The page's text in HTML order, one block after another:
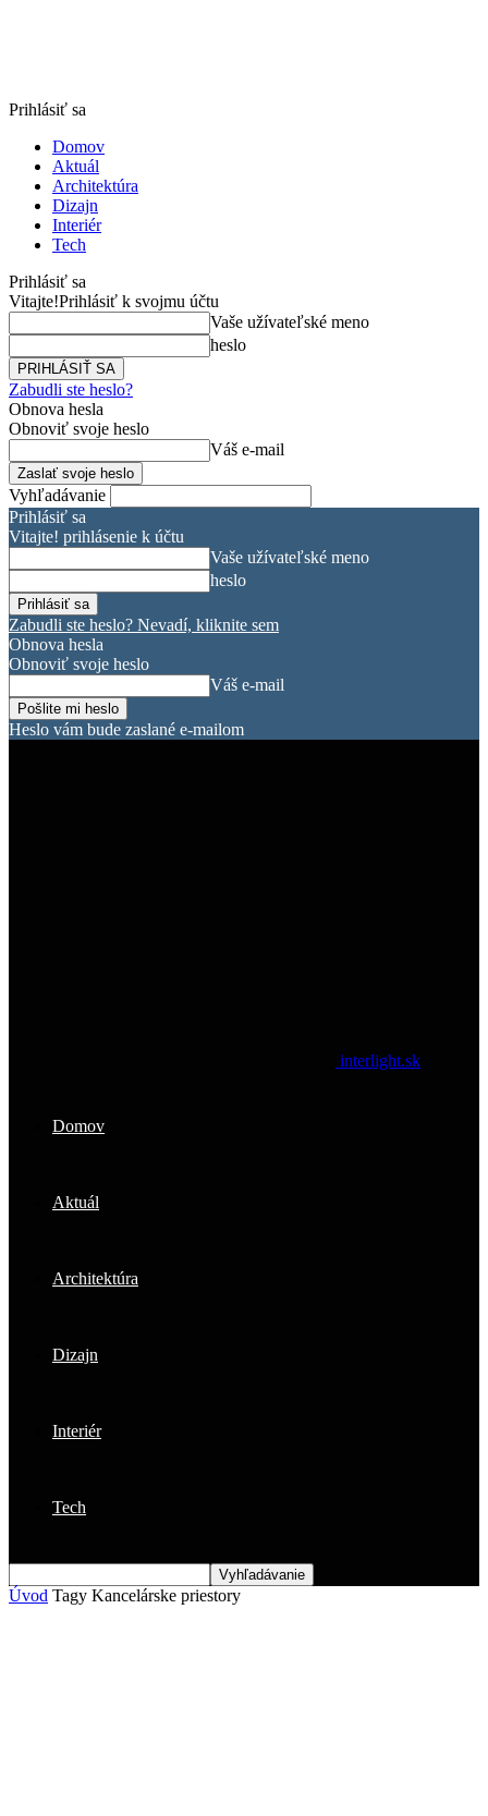
Prihlásiť sa
Domov
Aktuál
Architektúra
Dizajn
Interiér
Tech
Prihlásiť sa
Vitajte!Prihlásiť k svojmu účtu
Vaše užívateľské meno
heslo
Zabudli ste heslo?
Obnova hesla
Obnoviť svoje heslo
Váš e-mail
Vyhľadávanie
Prihlásiť sa
Vitajte! prihlásenie k účtu
Vaše užívateľské meno
heslo
Zabudli ste heslo? Nevadí, kliknite sem
Obnova hesla
Obnoviť svoje heslo
Váš e-mail
Heslo vám bude zaslané e-mailom
interlight.sk
Domov
Aktuál
Architektúra
Dizajn
Interiér
Tech
Úvod Tagy Kancelárske priestory